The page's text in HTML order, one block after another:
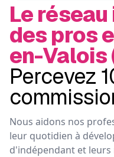
Le
des pros
en-Valois
Percevez
Nous aidons nos
leur quotidien à
d'indépendant et leurs